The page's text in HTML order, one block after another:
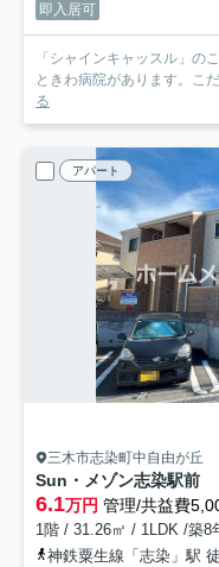
即入居可
「シャインキャッスル」の
ときわ病院があります。こ
る
アパート
三木市志染町中自由が丘
Sun・メゾン志染駅前
6.1万円 管理/共益費
1階 / 31.26㎡ / 1LDK /築8
神鉄粟生線「志染」駅